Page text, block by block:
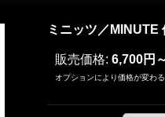
ミニッツ／MINUTE
販売価格: 6,700円
オプションにより価格が変わ